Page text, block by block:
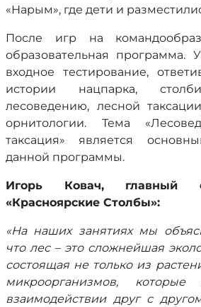
«Нарым», где дети и
После игр на
образовательная программа.
входное тестирование,
истории нацпарка,
лесоведению, лесной
орнитологии. Тема
таксация» является
данной программы.
Игорь Ковач, главный
«Красноярские Столбы»:
«На наших занятиях мы
что лес – это сложнейшая
состоящая не только из
микроорганизмов,
взаимодействии друг с